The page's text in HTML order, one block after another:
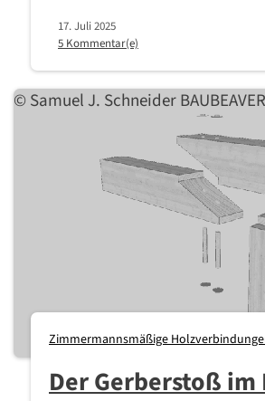
17. Juli 2025
5 Kommentar(e)
© Samuel J. Schneider BAUBEAVER
Zimmermannsmäßige
Der Gerberstoß im